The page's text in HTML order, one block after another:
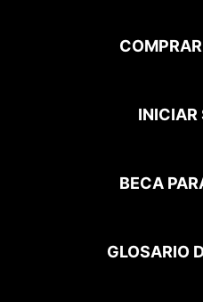
INICIAR
BECA
GLOSARIO